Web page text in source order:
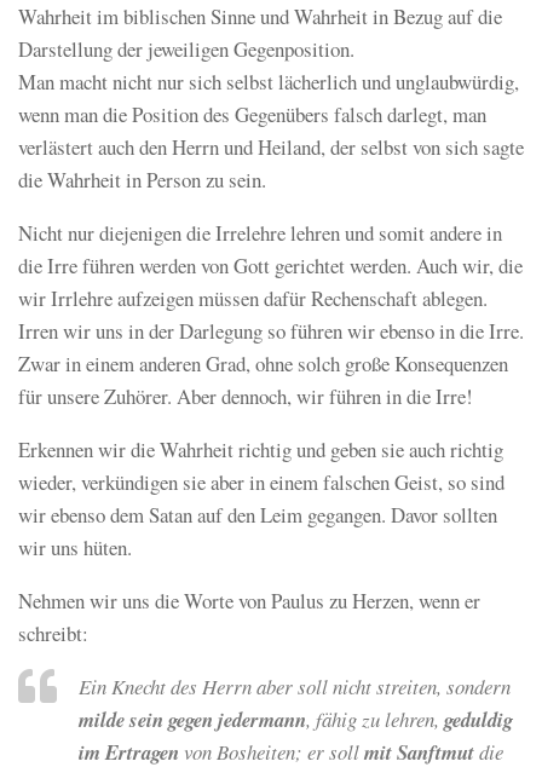
Wahrheit im biblischen Sinne und Wahrheit in Bezug auf die
Darstellung der jeweiligen Gegenposition.
Man macht nicht nur sich selbst lächerlich und unglaubwürdig,
wenn man die Position des Gegenübers falsch darlegt, man
verlästert auch den Herrn und Heiland, der selbst von sich sagte
die Wahrheit in Person zu sein.
Nicht nur diejenigen die Irrelehre lehren und somit andere in
die Irre führen werden von Gott gerichtet werden. Auch wir, die
wir Irrlehre aufzeigen müssen dafür Rechenschaft ablegen.
Irren wir uns in der Darlegung so führen wir ebenso in die Irre.
Zwar in einem anderen Grad, ohne solch große Konsequenzen
für unsere Zuhörer. Aber dennoch, wir führen in die Irre!
Erkennen wir die Wahrheit richtig und geben sie auch richtig
wieder, verkündigen sie aber in einem falschen Geist, so sind
wir ebenso dem Satan auf den Leim gegangen. Davor sollten
wir uns hüten.
Nehmen wir uns die Worte von Paulus zu Herzen, wenn er
schreibt:
Ein Knecht des Herrn aber soll nicht streiten, sondern
milde sein gegen jedermann, fähig zu lehren, geduldig
im Ertragen von Bosheiten; er sollmit Sanftmutdie